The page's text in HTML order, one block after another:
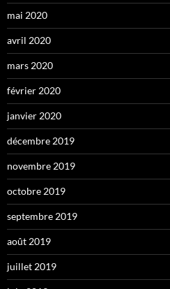
mai 2020
avril 2020
mars 2020
février 2020
janvier 2020
décembre 2019
novembre 2019
octobre 2019
septembre 2019
août 2019
juillet 2019